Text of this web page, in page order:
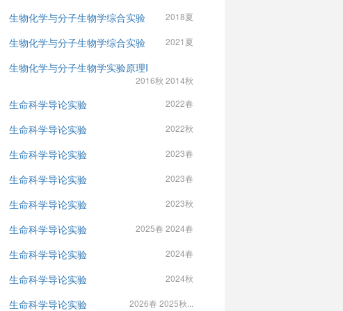
生物化学与分子生物学综合实验 2018夏
生物化学与分子生物学综合实验 2021夏
生物化学与分子生物学实验原理I
2016秋 2014秋
生命科学导论实验 2022春
生命科学导论实验 2022秋
生命科学导论实验 2023春
生命科学导论实验 2023春
生命科学导论实验 2023秋
生命科学导论实验 2025春 2024春
生命科学导论实验 2024春
生命科学导论实验 2024秋
生命科学导论实验 2026春 2025秋...